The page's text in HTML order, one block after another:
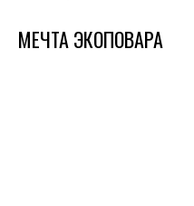
МЕЧТА ЭКОПОВАРА